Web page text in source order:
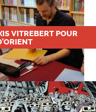
VITREBERT POUR